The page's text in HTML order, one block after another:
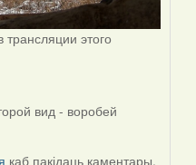
этого
вид - воробей
каб пакідаць каментары.